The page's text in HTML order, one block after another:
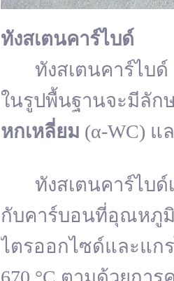
ทังสเตนคาร์ไบด์
ทังสเตนคาร์ไบด์ (
ในรูปพื้นฐานจะมีลัก
หกเหลี่ยม (α-WC) แ
ทังสเตนคาร์ไบด์เ
กับคาร์บอนที่อุณหภูมิ
ไตรออกไซด์และแก